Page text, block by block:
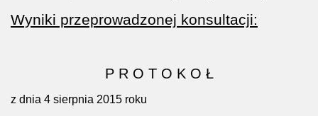
Wyniki przeprowadzonej konsultacji:
P R O T O K O Ł
z dnia 4 sierpnia 2015 roku